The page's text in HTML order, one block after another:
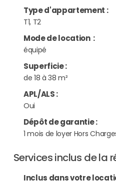
Type d'appartement :
T1, T2
Mode de location :
équipé
Superficie:
de 18 à 38 m²
APL/ALS:
Oui
Dépôt de garantie:
1 mois de loyer Hors
Services inclus de la
Inclus dans votre